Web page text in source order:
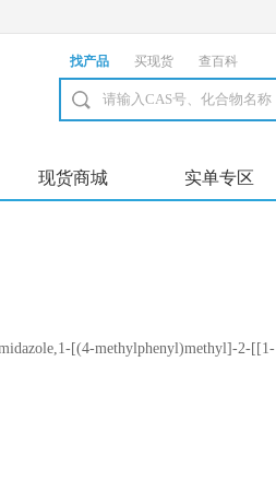
找产品 买现货 查百科
现货商城 实单专区
[(4-methylphenyl)methyl]-2-[[1-